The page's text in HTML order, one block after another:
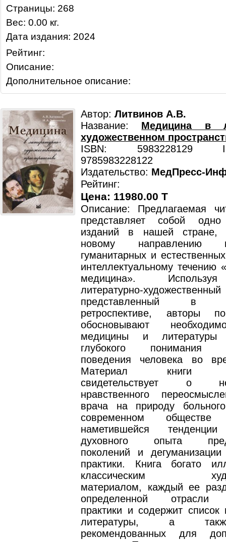
Страницы: 268
Вес: 0.00 кг.
Дата издания: 2024
Рейтинг:
Описание:
Дополнительное описание:
Автор: Литвинов А.В.
Название: Медицина в
художественном
ISBN: 5983228129
9785983228122
Издательство: МедПресс-
Рейтинг:
Цена: 11980.00 T
Описание: Предлагаемая
представляет собой
изданий в нашей стране,
новому направлению
гуманитарных и
интеллектуальному течению
медицина».
литературно-
представленный в
ретроспективе, авторы
обосновывают
медицины и
глубокого понимания
поведения человека во
Материал книги
свидетельствует о
нравственного
врача на природу
современном
наметившейся
духовного опыта
поколений и
практики. Книга богато
классическим
материалом, каждый ее
определенной отрасли
практики и содержит список
литературы, а
рекомендованных для